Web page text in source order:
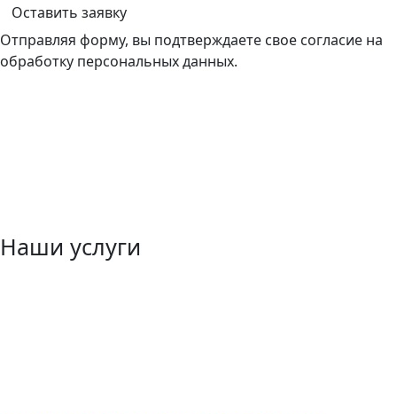
Оставить заявку
Отправляя форму, вы подтверждаете свое согласие на
обработку персональных данных.
Наши услуги